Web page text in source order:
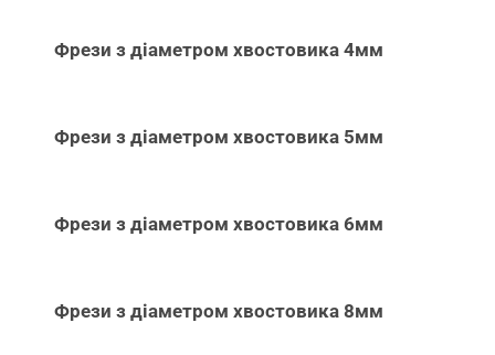
Фрези з діаметром хвостовика 4мм
Фрези з діаметром хвостовика 5мм
Фрези з діаметром хвостовика 6мм
Фрези з діаметром хвостовика 8мм